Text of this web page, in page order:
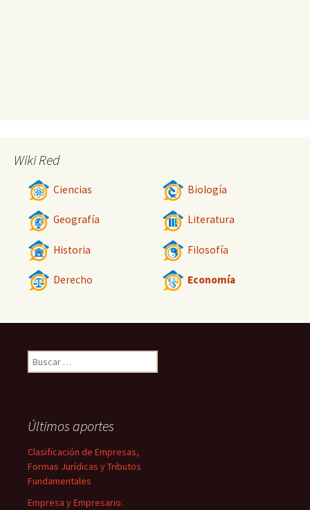
Wiki Red
Ciencias Biología
Geografía Literatura
Historia Filosofía
Derecho Economía
Buscar:
Últimos aportes
Clasificación de Empresas,
Formas Jurídicas y Tributos
Fundamentales
Empresa y Empresario: